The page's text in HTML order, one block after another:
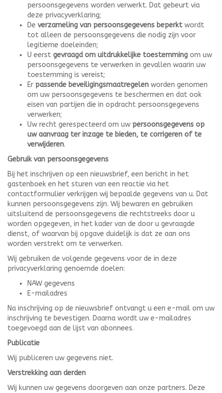
persoonsgegevens worden verwerkt. Dat gebeurt via
deze privacyverklaring;
De verzameling van persoonsgegevens beperkt wordt
tot alleen de persoonsgegevens die nodig zijn voor
legitieme doeleinden;
U eerst gevraagd om uitdrukkelijke toestemming om uw
persoonsgegevens te verwerken in gevallen waarin uw
toestemming is vereist;
Er passende beveiligingsmaatregelen worden genomen
om uw persoonsgegevens te beschermen en dat ook
eisen van partijen die in opdracht persoonsgegevens
verwerken;
Uw recht gerespecteerd om uw persoonsgegevens op
uw aanvraag ter inzage te bieden, te corrigeren of te
verwijderen.
Gebruik van persoonsgegevens
Bij het inschrijven op een nieuwsbrief, een bericht in het
gastenboek en het sturen van een reactie via het
contactformulier verkrijgen wij bepaalde gegevens van u. Dat
kunnen persoonsgegevens zijn. Wij bewaren en gebruiken
uitsluitend de persoonsgegevens die rechtstreeks door u
worden opgegeven, in het kader van de door u gevraagde
dienst, of waarvan bij opgave duidelijk is dat ze aan ons
worden verstrekt om te verwerken.
Wij gebruiken de volgende gegevens voor de in deze
privacyverklaring genoemde doelen:
NAW gegevens
E-mailadres
Na inschrijving op de nieuwsbrief ontvangt u een e-mail om uw
inschrijving te bevestigen. Daarna wordt uw e-mailadres
toegevoegd aan de lijst van abonnees.
Publicatie
Wij publiceren uw gegevens niet.
Verstrekking aan derden
Wij kunnen uw gegevens doorgeven aan onze partners. Deze